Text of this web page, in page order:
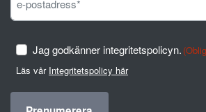
Jag godkänner integritetspolicyn.
Läs vår Integritetspolicy här